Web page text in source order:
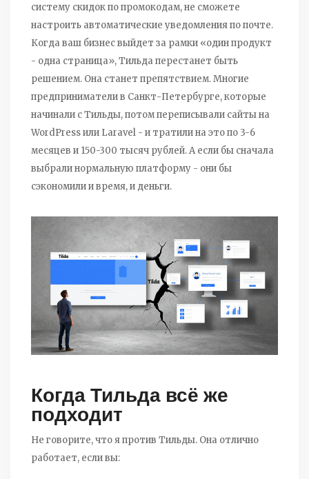
систему скидок по промокодам, не сможете
настроить автоматические уведомления по почте.
Когда ваш бизнес выйдет за рамки «один продукт
- одна страница», Тильда перестанет быть
решением. Она станет препятствием. Многие
предприниматели в Санкт-Петербурге, которые
начинали с Тильды, потом переписывали сайты на
WordPress или Laravel - и тратили на это по 3-6
месяцев и 150-300 тысяч рублей. А если бы сначала
выбрали нормальную платформу - они бы
сэкономили и время, и деньги.
Когда Тильда всё же
подходит
Не говорите, что я против Тильды. Она отлично
работает, если вы: